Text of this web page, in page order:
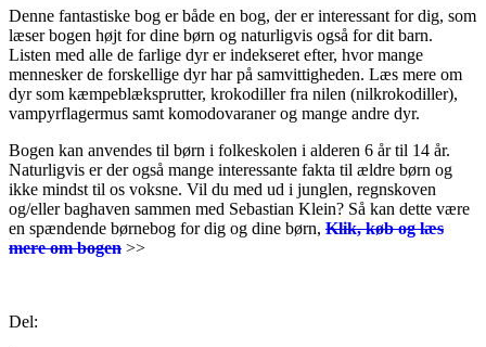
Denne fantastiske bog er både en bog, der er interessant for dig, som
læser bogen højt for dine børn og naturligvis også for dit barn.
Listen med alle de farlige dyr er indekseret efter, hvor mange
mennesker de forskellige dyr har på samvittigheden. Læs mere om
dyr som kæmpeblæksprutter, krokodiller fra nilen (nilkrokodiller),
vampyrflagermus samt komodovaraner og mange andre dyr.
Bogen kan anvendes til børn i folkeskolen i alderen 6 år til 14 år.
Naturligvis er der også mange interessante fakta til ældre børn og
ikke mindst til os voksne. Vil du med ud i junglen, regnskoven
og/eller baghaven sammen med Sebastian Klein? Så kan dette være
en spændende børnebog for dig og dine børn, Klik, køb og læs
mere om bogen >>
Del: